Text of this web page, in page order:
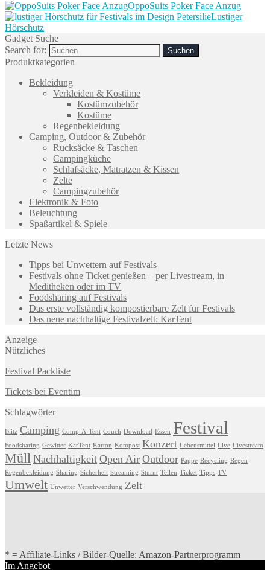
OppoSuits Poker Face Anzug
Lustiger
Hörschutz
Gadget Suche
Search for:
Produktkategorien
Bekleidung
Verkleiden & Kostüme
Kostümzubehör
Kostüme
Regenbekleidung
Camping, Outdoor & Zubehör
Rucksäcke & Taschen
Campingküche
Schlafsäcke, Matratzen & Kissen
Zelte
Campingzubehör
Elektronik & Foto
Beleuchtung
Spaßartikel & Spiele
Letzte News
Tipps bei Unwettern auf Festivals
Festivals ohne Ticket genießen – per Livestream, in
Meditheken oder im TV
Foodsharing auf Festivals
Das erste vollständig kompostierbare Zelt für Festivals
Das neue nachhaltige Festivalzelt: KarTent
Anzeige
Nützliches
Festival Packliste
Tickets bei Eventim
Schlagwörter
Blitz Camping Comp-A-Tent Couch Download Essen Festival
Foodsharing Gewitter KarTent Karton Kompost Konzert Lebensmittel Live Livestream
Müll Nachhaltigkeit Open Air Outdoor Pappe Recycling Regen
Regenbekleidung Sharing Sicherheit Streaming Sturm Teilen Ticket Tipps TV
Umwelt Unwetter Verschwendung Zelt
* = Affiliate-Links / Bilder-Quelle: Amazon-Partnerprogramm
Im Angebot